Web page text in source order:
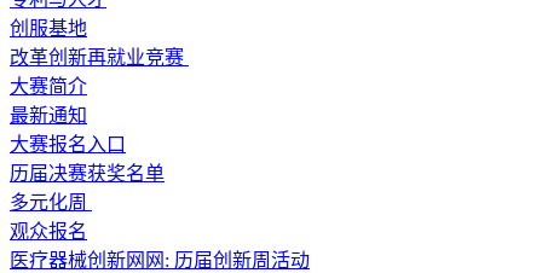
创服基地
改革创新再就业竞赛
大赛简介
最新通知
大赛报名入口
历届决赛获奖名单
多元化周
观众报名
医疗器械创新网网: 历届创新周活动